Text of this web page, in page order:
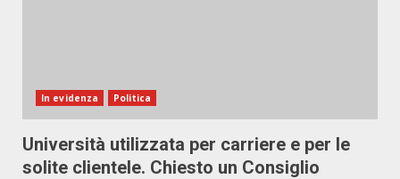
In evidenza Politica
Università utilizzata per carriere e per le
solite clientele. Chiesto un Consiglio